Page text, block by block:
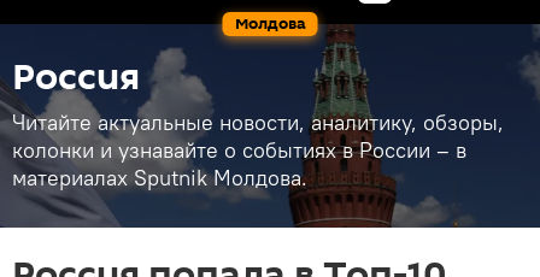
Молдова
Россия
Читайте актуальные новости, аналитику, обзоры,
колонки и узнавайте о событиях в России – в
материалах Sputnik Молдова.